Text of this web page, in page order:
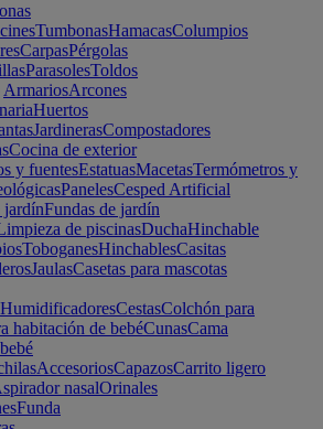
TumbonasHamacasColumpios
CarpasPérgolas
ParasolesToldos
ArmariosArcones
Huertos
JardinerasCompostadores
Cocina de exterior
y fuentesEstatuasMacetasTermómetros y
PanelesCesped Artificial
jardínFundas de jardín
de piscinasDuchaHinchable
ToboganesHinchablesCasitas
JaulasCasetas para mascotas
HumidificadoresCestasColchón para
habitación de bebéCunasCama
AccesoriosCapazosCarrito ligero
nasalOrinales
Funda